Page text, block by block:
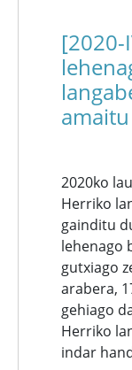
[2020-
2020ko
Herriko
gainditu
lehenago
gutxiago
arabera,
gehiago
Herriko
indar